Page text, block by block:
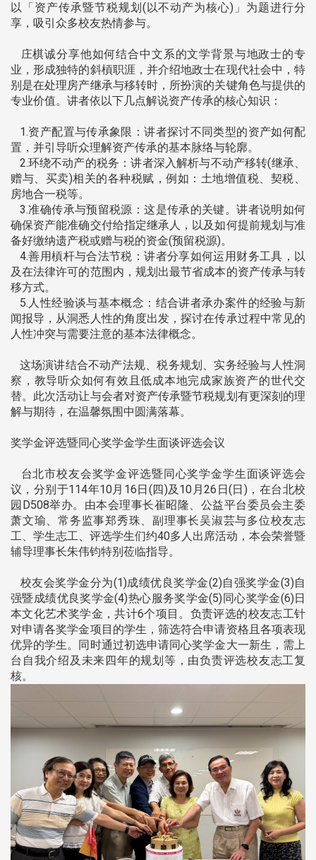
以「资产传承暨节税规划(以不动产为核心)」为题进行分
享，吸引众多校友热情参与。
庄棋诚分享他如何结合中文系的文学背景与地政士的专
业，形成独特的斜槓职涯，并介绍地政士在现代社会中，特
别是在处理房产继承与移转时，所扮演的关键角色与提供的
专业价值。讲者依以下几点解说资产传承的核心知识：
1.资产配置与传承象限：讲者探讨不同类型的资产如何配
置，并引导听众理解资产传承的基本脉络与轮廓。
2.环绕不动产的税务：讲者深入解析与不动产移转(继承、
赠与、买卖)相关的各种税赋，例如：土地增值税、契税、
房地合一税等。
3.准确传承与预留税源：这是传承的关键。讲者说明如何
确保资产能准确交付给指定继承人，以及如何提前规划与准
备好缴纳遗产税或赠与税的资金(预留税源)。
4.善用槓杆与合法节税：讲者分享如何运用财务工具，以
及在法律许可的范围内，规划出最节省成本的资产传承与转
移方式。
5.人性经验谈与基本概念：结合讲者承办案件的经验与新
闻报导，从洞悉人性的角度出发，探讨在传承过程中常见的
人性冲突与需要注意的基本法律概念。
这场演讲结合不动产法规、税务规划、实务经验与人性洞
察，教导听众如何有效且低成本地完成家族资产的世代交
替。此次活动让与会者对资产传承暨节税规划有更深刻的理
解与期待，在温馨氛围中圆满落幕。
奖学金评选暨同心奖学金学生面谈评选会议
台北市校友会奖学金评选暨同心奖学金学生面谈评选会
议，分别于114年10月16日(四)及10月26日(日)，在台北校
园D508举办。由本会理事长崔昭隆、公益平台委员会主委
萧文瑜、常务监事郑秀珠、副理事长吴淑芸与多位校友志
工、学生志工、评选学生们约40多人出席活动，本会荣誉暨
辅导理事长朱伟钧特别莅临指导。
校友会奖学金分为(1)成绩优良奖学金(2)自强奖学金(3)自
强暨成绩优良奖学金(4)热心服务奖学金(5)同心奖学金(6)日
本文化艺术奖学金，共计6个项目。负责评选的校友志工针
对申请各奖学金项目的学生，筛选符合申请资格且各项表现
优异的学生。同时通过初选申请同心奖学金大一新生，需上
台自我介绍及未来四年的规划等，由负责评选校友志工复
核。